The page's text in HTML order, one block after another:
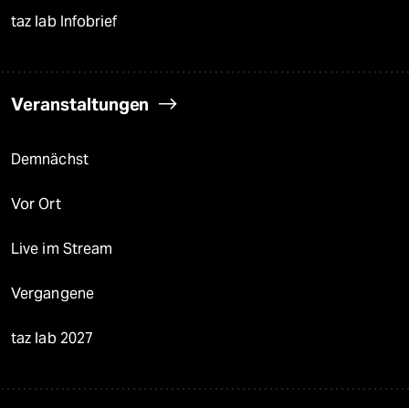
taz lab Infobrief
Veranstaltungen
Demnächst
Vor Ort
Live im Stream
Vergangene
taz lab 2027